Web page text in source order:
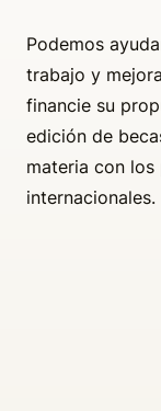
Podemos
trabajo y
financie su
edición de
materia con
internacionales.